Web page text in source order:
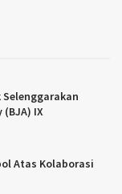
IX
Atas Kolaborasi